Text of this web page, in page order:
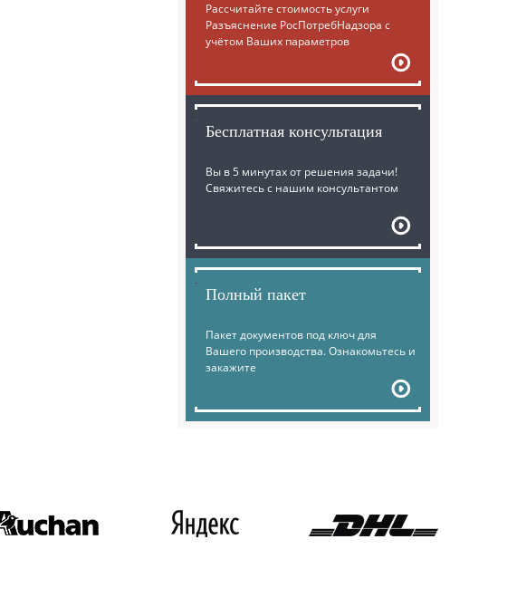
Рассчитайте стоимость услуги
Разъяснение РосПотребНадзора с
учётом Ваших параметров
Бесплатная консультация
Вы в 5 минутах от решения задачи!
Свяжитесь с нашим консультантом
Полный пакет
Пакет документов под ключ для
Вашего производства. Ознакомьтесь и
закажите